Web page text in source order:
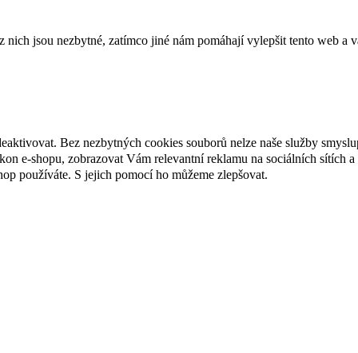
jsou nezbytné, zatímco jiné nám pomáhají vylepšit tento web a
Bez nezbytných cookies souborů nelze naše služby
e-shopu, zobrazovat Vám relevantní reklamu na sociálních sítích
používáte. S jejich pomocí ho můžeme zlepšovat.